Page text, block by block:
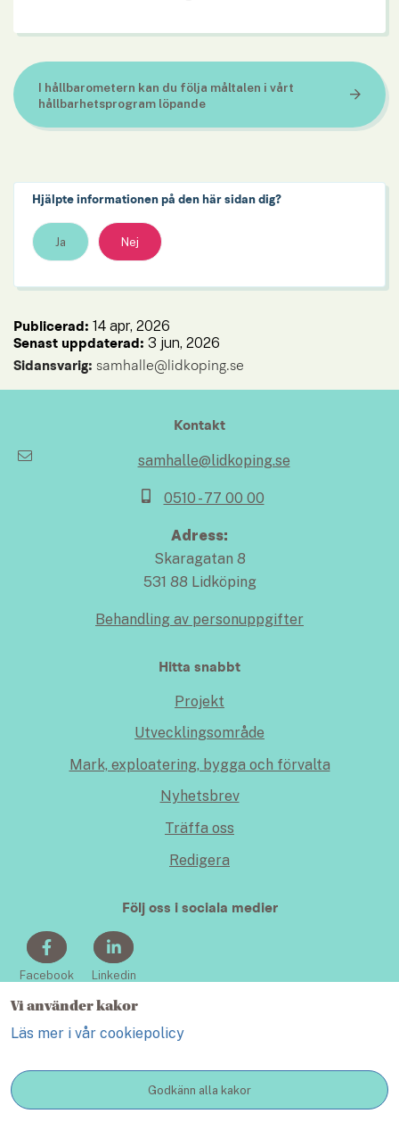
Vi använder kakor
Läs mer i vår cookiepolicy
Godkänn alla kakor
I hållbarometern kan du följa måltalen i vårt
hållbarhetsprogram löpande
Hjälpte informationen på den här sidan dig?
Ja Nej
Publicerad: 14 apr, 2026
Senast uppdaterad: 3 jun, 2026
Sidansvarig: samhalle@lidkoping.se
Kontakt
samhalle@lidkoping.se
0510 - 77 00 00
Adress:
Skaragatan 8
531 88 Lidköping
Behandling av personuppgifter
Hitta snabbt
Projekt
Utvecklingsområde
Mark, exploatering, bygga och förvalta
Nyhetsbrev
Träffa oss
Redigera
Följ oss i sociala medier
Facebook Linkedin